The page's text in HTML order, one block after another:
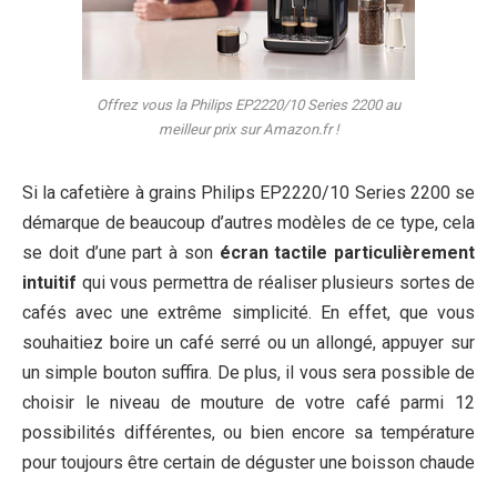
Offrez vous la Philips EP2220/10 Series 2200 au
meilleur prix sur Amazon.fr !
Si la cafetière à grains Philips EP2220/10 Series 2200 se
démarque de beaucoup d’autres modèles de ce type, cela
se doit d’une part à son écran tactile particulièrement
intuitif qui vous permettra de réaliser plusieurs sortes de
cafés avec une extrême simplicité. En effet, que vous
souhaitiez boire un café serré ou un allongé, appuyer sur
un simple bouton suffira. De plus, il vous sera possible de
choisir le niveau de mouture de votre café parmi 12
possibilités différentes, ou bien encore sa température
pour toujours être certain de déguster une boisson chaude